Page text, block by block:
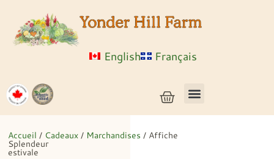
English Français
Accueil / Cadeaux/ Marchandises / Affiche
Splendeur
estivale